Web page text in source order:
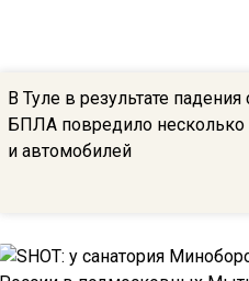
В Туле в результате падения
БПЛА повредило несколько
и автомобилей